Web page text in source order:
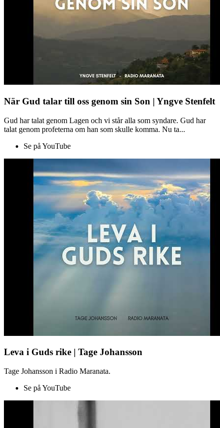
När Gud talar till oss genom sin Son | Yngve Stenfelt
Gud har talat genom Lagen och vi står alla som syndare. Gud har
talat genom profeterna om han som skulle komma. Nu ta...
Se på YouTube
Leva i Guds rike | Tage Johansson
Tage Johansson i Radio Maranata.
Se på YouTube